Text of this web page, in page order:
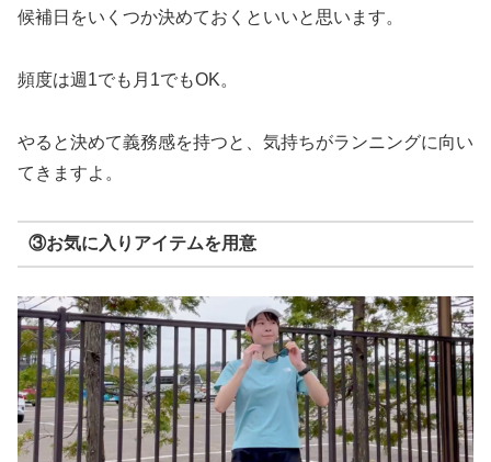
候補日をいくつか決めておくといいと思います。
頻度は週1でも月1でもOK。
やると決めて義務感を持つと、気持ちがランニングに向い
てきますよ。
③お気に入りアイテムを用意